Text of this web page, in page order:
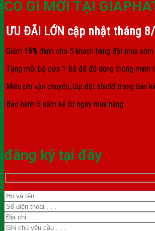
CÓ GÌ MỚI TẠI
ƯU ĐÃI LỚN cập nhật tháng
Giảm 1 5% dành cho 5 khách hàng đặt mua
Tặng mỗi bộ cửa 1 Bộ để đồ dùng thông minh
Miễn phí vận chuyển, lắp đặt shield trong bán
Bảo hành 5 năm kể từ ngày mua hàng
đăng ký tại đây